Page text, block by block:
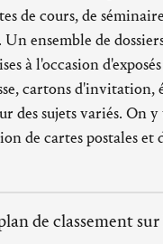
de cours, de
ensemble de
à l'occasion
cartons
des sujets variés.
de cartes postales et
de classement